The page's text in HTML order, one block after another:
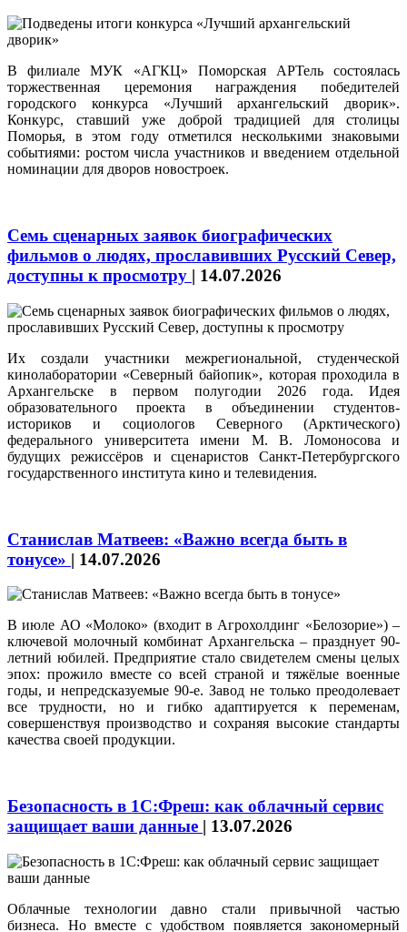
В филиале МУК «АГКЦ» Поморская АРТель состоялась
торжественная церемония награждения победителей
городского конкурса «Лучший архангельский дворик».
Конкурс, ставший уже доброй традицией для столицы
Поморья, в этом году отметился несколькими знаковыми
событиями: ростом числа участников и введением отдельной
номинации для дворов новостроек.
Семь сценарных заявок биографических
фильмов о людях, прославивших Русский Север,
доступны к просмотру | 14.07.2026
Их создали участники межрегиональной, студенческой
кинолаборатории «Северный байопик», которая проходила в
Архангельске в первом полугодии 2026 года. Идея
образовательного проекта в объединении студентов-
историков и социологов Северного (Арктического)
федерального университета имени М. В. Ломоносова и
будущих режиссёров и сценаристов Санкт-Петербургского
государственного института кино и телевидения.
Станислав Матвеев: «Важно всегда быть в
тонусе» | 14.07.2026
В июле АО «Молоко» (входит в Агрохолдинг «Белозорие») –
ключевой молочный комбинат Архангельска – празднует 90-
летний юбилей. Предприятие стало свидетелем смены целых
эпох: прожило вместе со всей страной и тяжёлые военные
годы, и непредсказуемые 90‑е. Завод не только преодолевает
все трудности, но и гибко адаптируется к переменам,
совершенствуя производство и сохраняя высокие стандарты
качества своей продукции.
Безопасность в 1С:Фреш: как облачный сервис
защищает ваши данные | 13.07.2026
Облачные технологии давно стали привычной частью
бизнеса. Но вместе с удобством появляется закономерный